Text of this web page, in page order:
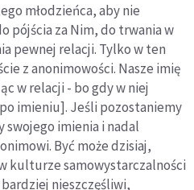
młodzieńca, aby nie
pójścia za Nim, do trwania w
pewnej relacji. Tylko w ten
z anonimowości. Nasze imię
w relacji - bo gdy w niej
imieniu]. Jeśli pozostaniemy
swojego imienia i nadal
Być może dzisiaj,
kulturze samowystarczalności
nieszczęśliwi,